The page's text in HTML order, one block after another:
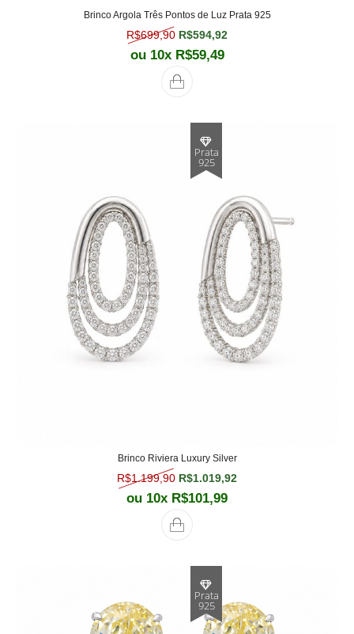
Brinco Argola Três Pontos de Luz Prata 925
R$699,90 O preço original era: R$699,90.
R$594,92
ou 10x R$59,49
Prata
925
Brinco Riviera Luxury Silver
R$1.199,90 O preço original era: R$1.199,90.
R$1.019,92
ou 10x R$101,99
Prata
925